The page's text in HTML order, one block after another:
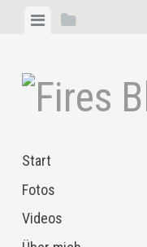
MenüSeitenleiste
Start
Fotos
Videos